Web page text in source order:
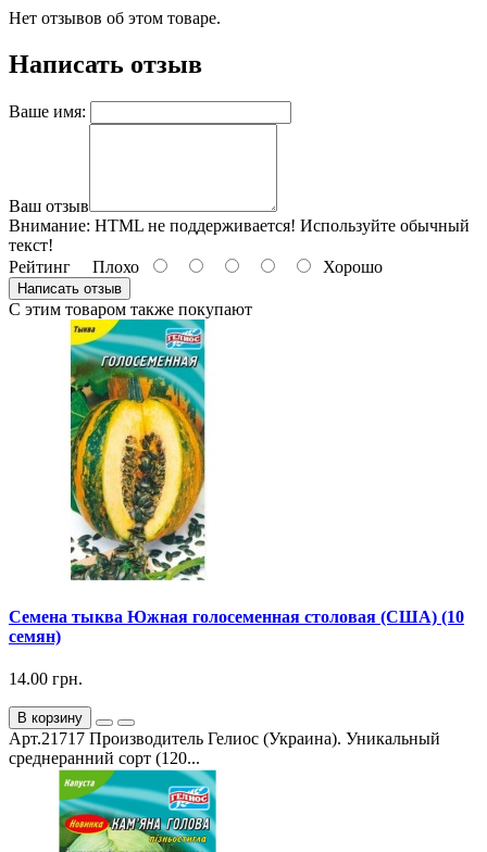
Нет отзывов об этом товаре.
Написать отзыв
Ваше имя:
Ваш отзыв
Внимание: HTML не поддерживается! Используйте обычный
текст!
Рейтинг Плохо Хорошо
Написать отзыв
С этим товаром также покупают
Семена тыква Южная голосеменная столовая (США) (10
семян)
14.00 грн.
В корзину
Арт.21717 Производитель Гелиос (Украина). Уникальный
среднеранний сорт (120...